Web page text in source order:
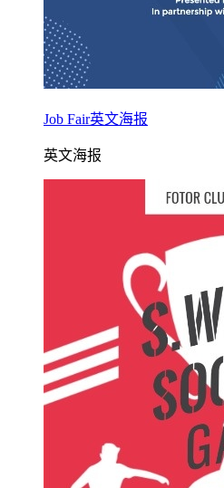
Job Fair英文海报
英文海报